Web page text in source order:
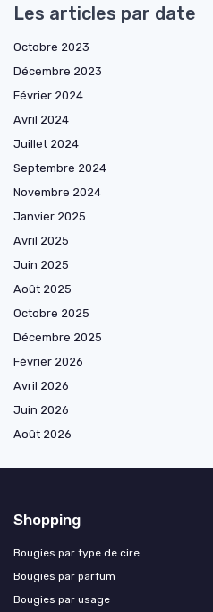
Les articles par date
Octobre 2023
Décembre 2023
Février 2024
Avril 2024
Juillet 2024
Septembre 2024
Novembre 2024
Janvier 2025
Avril 2025
Juin 2025
Août 2025
Octobre 2025
Décembre 2025
Février 2026
Avril 2026
Juin 2026
Août 2026
Shopping
Bougies par type de cire
Bougies par parfum
Bougies par usage